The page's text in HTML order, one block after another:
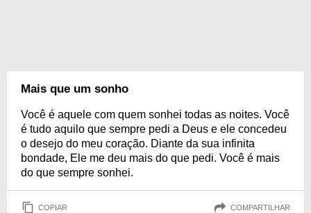
Mais que um sonho
Você é aquele com quem sonhei todas as noites. Você
é tudo aquilo que sempre pedi a Deus e ele concedeu
o desejo do meu coração. Diante da sua infinita
bondade, Ele me deu mais do que pedi. Você é mais
do que sempre sonhei.
COPIAR COMPARTILHAR